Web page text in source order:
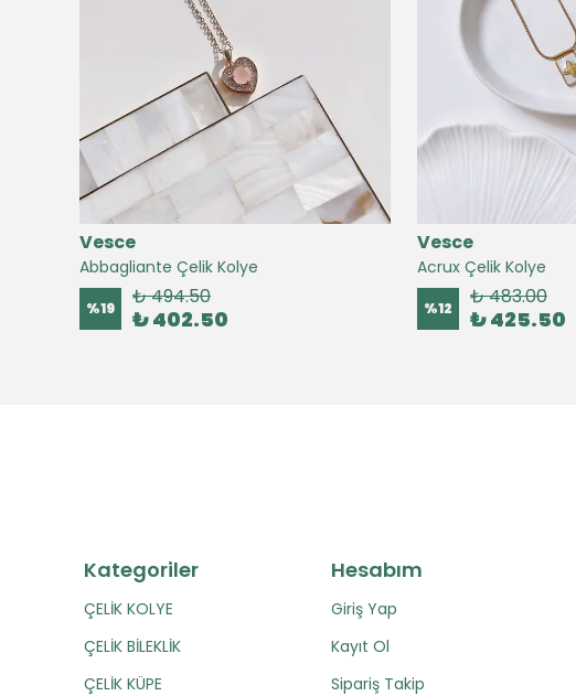
Vesce
Abbagliante Çelik Kolye
%19 ₺ 494.50
₺ 402.50
Vesce
Acrux Çelik Kolye
%12 ₺ 483.00
₺ 425.50
Kategoriler
ÇELİK KOLYE
ÇELİK BİLEKLİK
ÇELİK KÜPE
Hesabım
Giriş Yap
Kayıt Ol
Sipariş Takip